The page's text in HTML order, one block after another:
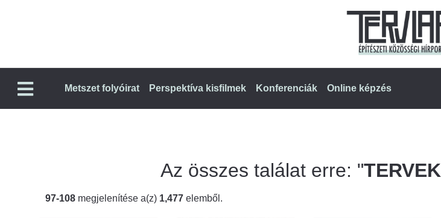
Metszet folyóirat Perspektíva kisfilmek Konferenciák Online képzés
Az összes találat erre: "TERVEK
97-108 megjelenítése a(z) 1,477 elemből.